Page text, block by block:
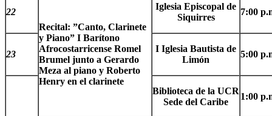
22
Recital: ”Canto, Clarinete
y Piano” I Barítono
Afrocostarricense Romel
Brumel junto a Gerardo
Meza al piano y Roberto
Henry en el clarinete
Iglesia Episcopal de
Siquirres
7:00
23
I Iglesia Bautista de
Limón
5:00
Biblioteca de la UCR
Sede del Caribe
1:00